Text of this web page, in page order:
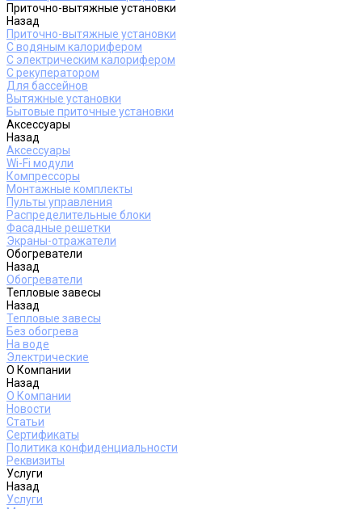
Приточно-вытяжные установки
Назад
Приточно-вытяжные установки
С водяным калорифером
С электрическим калорифером
С рекуператором
Для бассейнов
Вытяжные установки
Бытовые приточные установки
Аксессуары
Назад
Аксессуары
Wi-Fi модули
Компрессоры
Монтажные комплекты
Пульты управления
Распределительные блоки
Фасадные решетки
Экраны-отражатели
Обогреватели
Назад
Обогреватели
Тепловые завесы
Назад
Тепловые завесы
Без обогрева
На воде
Электрические
О Компании
Назад
О Компании
Новости
Статьи
Сертификаты
Политика конфиденциальности
Реквизиты
Услуги
Назад
Услуги